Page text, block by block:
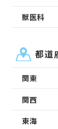
獣医科
都道
関東
関西
東海